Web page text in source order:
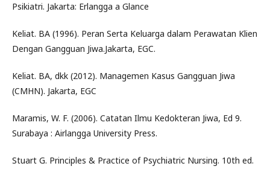
Psikiatri. Jakarta: Erlangga a Glance
Keliat. BA (1996). Peran Serta Keluarga dalam Perawatan Klien
Dengan Gangguan Jiwa.Jakarta, EGC.
Keliat. BA, dkk (2012). Managemen Kasus Gangguan Jiwa
(CMHN). Jakarta, EGC
Maramis, W. F. (2006). Catatan Ilmu Kedokteran Jiwa, Ed 9.
Surabaya : Airlangga University Press.
Stuart G. Principles & Practice of Psychiatric Nursing. 10th ed.